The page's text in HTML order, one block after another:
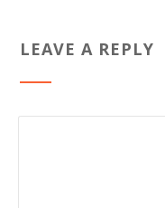
LEAVE A REPLY